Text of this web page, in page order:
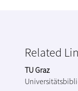
Related
TU Graz